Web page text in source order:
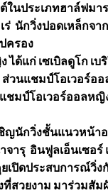
นประเภทฮาล์ฟมา
ร่ นักวิ่งปอดเหล็กจา
ครอง
แก่ เซเบิลดูโก เบ
ส่วนแชมป์โอเวอร์อ
ชมป์โอเวอร์ออลห
ญนักวิ่งชั้นแนวหน้า
ารุ อินฟูลเอ็นเซอร์
เปิดประสบการณ์วิ่
สวยงาม มาร่วมสั